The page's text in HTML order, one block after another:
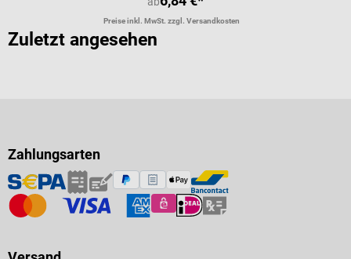
Preise inkl. MwSt. zzgl. Versandkosten
Zuletzt angesehen
Zahlungsarten